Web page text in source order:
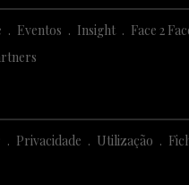
Eventos Insight Face 2
Privacidade Utilização